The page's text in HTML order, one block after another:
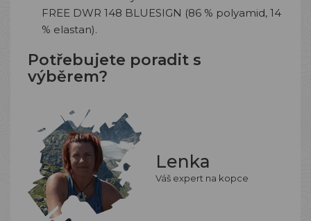
FREE DWR 148 BLUESIGN (86 % polyamid, 14
% elastan).
Potřebujete poradit s
výběrem?
Lenka
Váš expert na kopce